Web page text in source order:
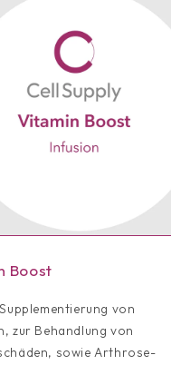
Boost
von
zur Behandlung von
sowie Arthrose-